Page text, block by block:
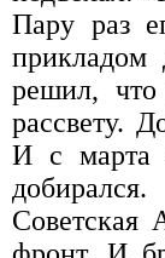
Пару раз
прикладом
решил, что
рассвету.
И с марта
Советская